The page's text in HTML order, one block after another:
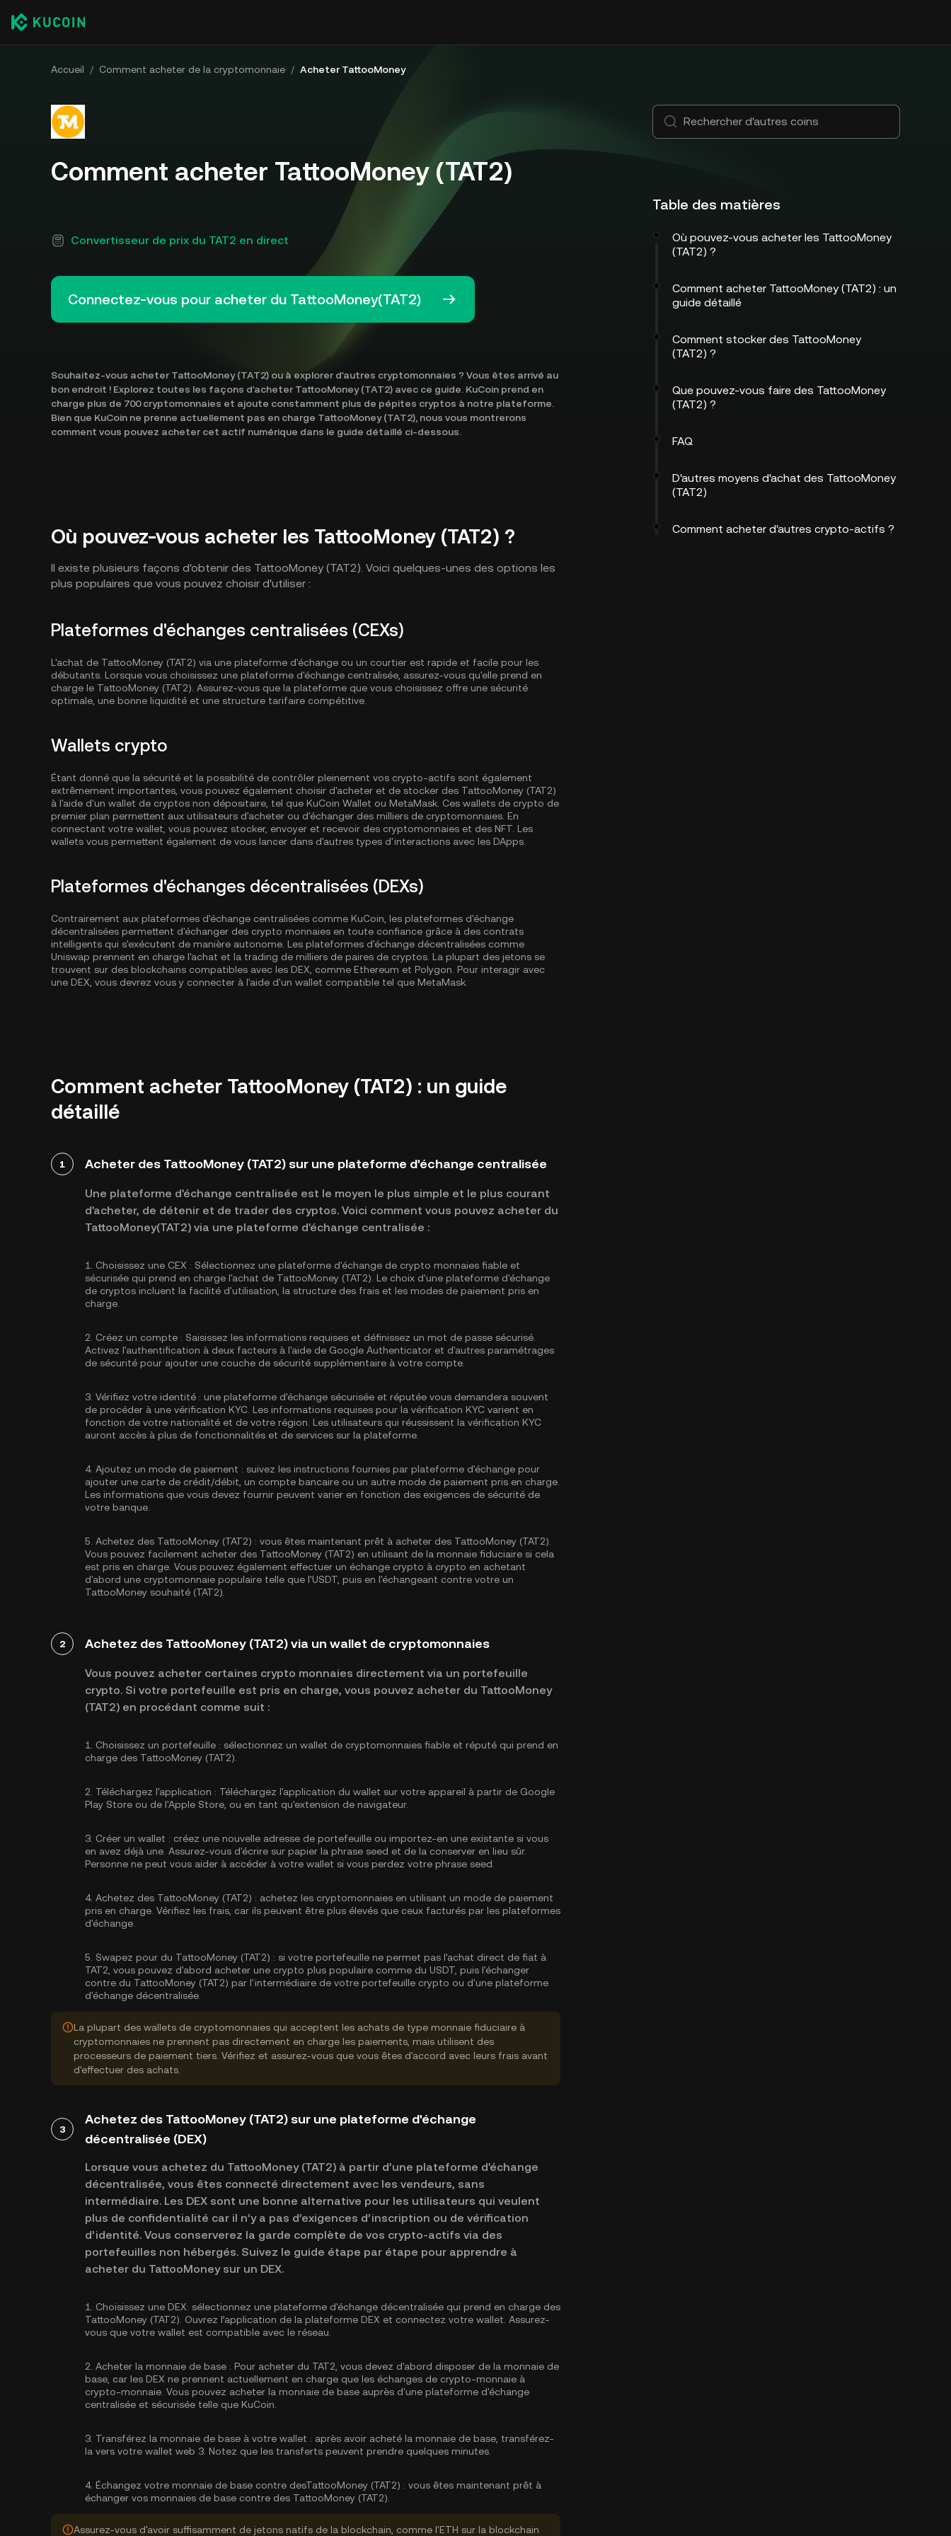
Accueil / Comment acheter de la cryptomonnaie / Acheter TattooMoney
Comment acheter TattooMoney (TAT2)
Convertisseur de prix du TAT2 en direct
Connectez-vous pour acheter du TattooMoney(TAT2)
Souhaitez-vous acheter TattooMoney (TAT2) ou à explorer d'autres cryptomonnaies ? Vous êtes arrivé au
bon endroit ! Explorez toutes les façons d'acheter TattooMoney (TAT2) avec ce guide. KuCoin prend en
charge plus de 700 cryptomonnaies et ajoute constamment plus de pépites cryptos à notre plateforme.
Bien que KuCoin ne prenne actuellement pas en charge TattooMoney (TAT2), nous vous montrerons
comment vous pouvez acheter cet actif numérique dans le guide détaillé ci-dessous.
Où pouvez-vous acheter les TattooMoney (TAT2) ?
Il existe plusieurs façons d'obtenir des TattooMoney (TAT2). Voici quelques-unes des options les
plus populaires que vous pouvez choisir d'utiliser :
Plateformes d'échanges centralisées (CEXs)
L'achat de TattooMoney (TAT2) via une plateforme d'échange ou un courtier est rapide et facile pour les
débutants. Lorsque vous choisissez une plateforme d'échange centralisée, assurez-vous qu'elle prend en
charge le TattooMoney (TAT2). Assurez-vous que la plateforme que vous choisissez offre une sécurité
optimale, une bonne liquidité et une structure tarifaire compétitive.
Wallets crypto
Étant donné que la sécurité et la possibilité de contrôler pleinement vos crypto-actifs sont également
extrêmement importantes, vous pouvez également choisir d'acheter et de stocker des TattooMoney (TAT2)
à l'aide d'un wallet de cryptos non dépositaire, tel que KuCoin Wallet ou MetaMask. Ces wallets de crypto de
premier plan permettent aux utilisateurs d'acheter ou d'échanger des milliers de cryptomonnaies. En
connectant votre wallet, vous pouvez stocker, envoyer et recevoir des cryptomonnaies et des NFT. Les
wallets vous permettent également de vous lancer dans d'autres types d'interactions avec les DApps.
Plateformes d'échanges décentralisées (DEXs)
Contrairement aux plateformes d'échange centralisées comme KuCoin, les plateformes d'échange
décentralisées permettent d'échanger des crypto monnaies en toute confiance grâce à des contrats
intelligents qui s'exécutent de manière autonome. Les plateformes d'échange décentralisées comme
Uniswap prennent en charge l'achat et la trading de milliers de paires de cryptos. La plupart des jetons se
trouvent sur des blockchains compatibles avec les DEX, comme Ethereum et Polygon . Pour interagir avec
une DEX, vous devrez vous y connecter à l'aide d'un wallet compatible tel que MetaMask.
Comment acheter TattooMoney (TAT2) : un guide
détaillé
1 Acheter des TattooMoney (TAT2) sur une plateforme d'échange centralisée
Une plateforme d'échange centralisée est le moyen le plus simple et le plus courant
d'acheter, de détenir et de trader des cryptos. Voici comment vous pouvez acheter du
TattooMoney(TAT2) via une plateforme d'échange centralisée :
1. Choisissez une CEX : Sélectionnez une plateforme d'échange de crypto monnaies fiable et
sécurisée qui prend en charge l'achat de TattooMoney (TAT2). Le choix d'une plateforme d'échange
de cryptos incluent la facilité d'utilisation, la structure des frais et les modes de paiement pris en
charge.
2. Créez un compte : Saisissez les informations requises et définissez un mot de passe sécurisé.
Activez l'authentification à deux facteurs à l'aide de Google Authenticator et d'autres paramétrages
de sécurité pour ajouter une couche de sécurité supplémentaire à votre compte.
3. Vérifiez votre identité : une plateforme d'échange sécurisée et réputée vous demandera souvent
de procéder à une vérification KYC. Les informations requises pour la vérification KYC varient en
fonction de votre nationalité et de votre région. Les utilisateurs qui réussissent la vérification KYC
auront accès à plus de fonctionnalités et de services sur la plateforme.
4. Ajoutez un mode de paiement : suivez les instructions fournies par plateforme d'échange pour
ajouter une carte de crédit/débit, un compte bancaire ou un autre mode de paiement pris en charge.
Les informations que vous devez fournir peuvent varier en fonction des exigences de sécurité de
votre banque.
5. Achetez des TattooMoney (TAT2) : vous êtes maintenant prêt à acheter des TattooMoney (TAT2).
Vous pouvez facilement acheter des TattooMoney (TAT2) en utilisant de la monnaie fiduciaire si cela
est pris en charge. Vous pouvez également effectuer un échange crypto à crypto en achetant
d'abord une cryptomonnaie populaire telle que l'USDT , puis en l'échangeant contre votre un
TattooMoney souhaité (TAT2).
2 Achetez des TattooMoney (TAT2) via un wallet de cryptomonnaies
Vous pouvez acheter certaines crypto monnaies directement via un portefeuille
crypto. Si votre portefeuille est pris en charge, vous pouvez acheter du TattooMoney
(TAT2) en procédant comme suit :
1. Choisissez un portefeuille : sélectionnez un wallet de cryptomonnaies fiable et réputé qui prend en
charge des TattooMoney (TAT2).
2. Téléchargez l'application : Téléchargez l'application du wallet sur votre appareil à partir de Google
Play Store ou de l'Apple Store, ou en tant qu'extension de navigateur.
3. Créer un wallet : créez une nouvelle adresse de portefeuille ou importez-en une existante si vous
en avez déjà une. Assurez-vous d'écrire sur papier la phrase seed et de la conserver en lieu sûr.
Personne ne peut vous aider à accéder à votre wallet si vous perdez votre phrase seed.
4. Achetez des TattooMoney (TAT2) : achetez les cryptomonnaies en utilisant un mode de paiement
pris en charge. Vérifiez les frais, car ils peuvent être plus élevés que ceux facturés par les plateformes
d'échange.
5. Swapez pour du TattooMoney (TAT2) : si votre portefeuille ne permet pas l'achat direct de fiat à
TAT2, vous pouvez d'abord acheter une crypto plus populaire comme du USDT, puis l'échanger
contre du TattooMoney (TAT2) par l'intermédiaire de votre portefeuille crypto ou d'une plateforme
d'échange décentralisée.
La plupart des wallets de cryptomonnaies qui acceptent les achats de type monnaie fiduciaire à
cryptomonnaies ne prennent pas directement en charge les paiements, mais utilisent des
processeurs de paiement tiers. Vérifiez et assurez-vous que vous êtes d'accord avec leurs frais avant
d'effectuer des achats.
3
Achetez des TattooMoney (TAT2) sur une plateforme d'échange
décentralisée (DEX)
Lorsque vous achetez du TattooMoney (TAT2) à partir d’une plateforme d'échange
décentralisée, vous êtes connecté directement avec les vendeurs, sans
intermédiaire. Les DEX sont une bonne alternative pour les utilisateurs qui veulent
plus de confidentialité car il n’y a pas d’exigences d’inscription ou de vérification
d’identité. Vous conserverez la garde complète de vos crypto-actifs via des
portefeuilles non hébergés. Suivez le guide étape par étape pour apprendre à
acheter du TattooMoney sur un DEX.
1. Choisissez une DEX: sélectionnez une plateforme d'échange décentralisée qui prend en charge des
TattooMoney (TAT2). Ouvrez l’application de la plateforme DEX et connectez votre wallet. Assurez-
vous que votre wallet est compatible avec le réseau.
2. Acheter la monnaie de base : Pour acheter du TAT2, vous devez d'abord disposer de la monnaie de
base, car les DEX ne prennent actuellement en charge que les échanges de crypto-monnaie à
crypto-monnaie. Vous pouvez acheter la monnaie de base auprès d'une plateforme d'échange
centralisée et sécurisée telle que KuCoin.
3. Transférez la monnaie de base à votre wallet : après avoir acheté la monnaie de base, transférez-
la vers votre wallet web 3. Notez que les transferts peuvent prendre quelques minutes.
4. Échangez votre monnaie de base contre desTattooMoney (TAT2) : vous êtes maintenant prêt à
échanger vos monnaies de base contre des TattooMoney (TAT2).
Assurez-vous d'avoir suffisamment de jetons natifs de la blockchain, comme l'ETH sur la blockchain
Table des matières
Où pouvez-vous acheter les TattooMoney
(TAT2) ?
Comment acheter TattooMoney (TAT2) : un
guide détaillé
Comment stocker des TattooMoney
(TAT2) ?
Que pouvez-vous faire des TattooMoney
(TAT2) ?
FAQ
D'autres moyens d'achat des TattooMoney
(TAT2)
Comment acheter d'autres crypto-actifs ?